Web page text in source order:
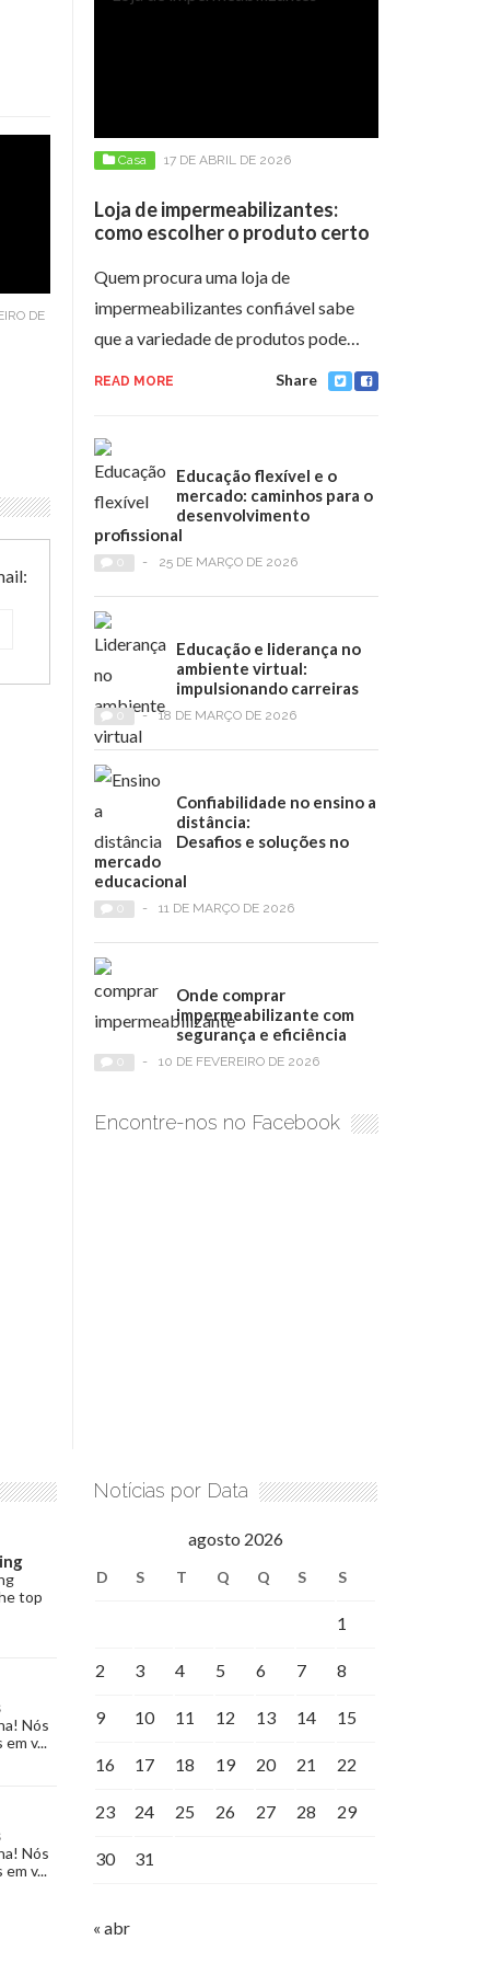
DE
Casa 17 DE ABRIL DE 2026
Loja de impermeabilizantes:
como escolher o produto certo
Quem procura uma loja de
impermeabilizantes confiável sabe
que a variedade de produtos pode…
READ MORE Share
Educação flexível e o
mercado: caminhos para o
desenvolvimento
profissional
- 25 DE MARÇO DE 2026
Educação e liderança no
ambiente virtual:
impulsionando carreiras
- 18 DE MARÇO DE 2026
Confiabilidade no ensino a
distância:
Desafios e soluções no
mercado
educacional
- 11 DE MARÇO DE 2026
Onde comprar
impermeabilizante com
segurança e eficiência
- 10 DE FEVEREIRO DE 2026
Encontre-nos no Facebook
top
Nós
v...
Nós
v...
Notícias por Data
agosto 2026
D S T Q Q S S
1
2 3 4 5 6 7 8
9 10 11 12 13 14 15
16 17 18 19 20 21 22
23 24 25 26 27 28 29
30 31
« abr